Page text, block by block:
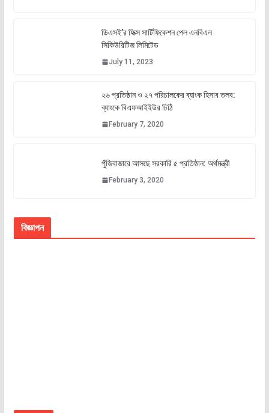
ডিএসই’র ফিক্স সার্টিফিকেশন পেল এনবিএল
সিকিউরিটিজ লিমিটেড
July 11, 2023
২৬ প্রতিষ্ঠান ও ২৭ পরিচালকের ব্যাংক হিসাব তলব:
ব্যাংকে বিএফআইইউর চিঠি
February 7, 2020
পুঁজিবাজারে আসছে সরকারি ৫ প্রতিষ্ঠান: অর্থমন্ত্রী
February 3, 2020
বিজ্ঞাপন